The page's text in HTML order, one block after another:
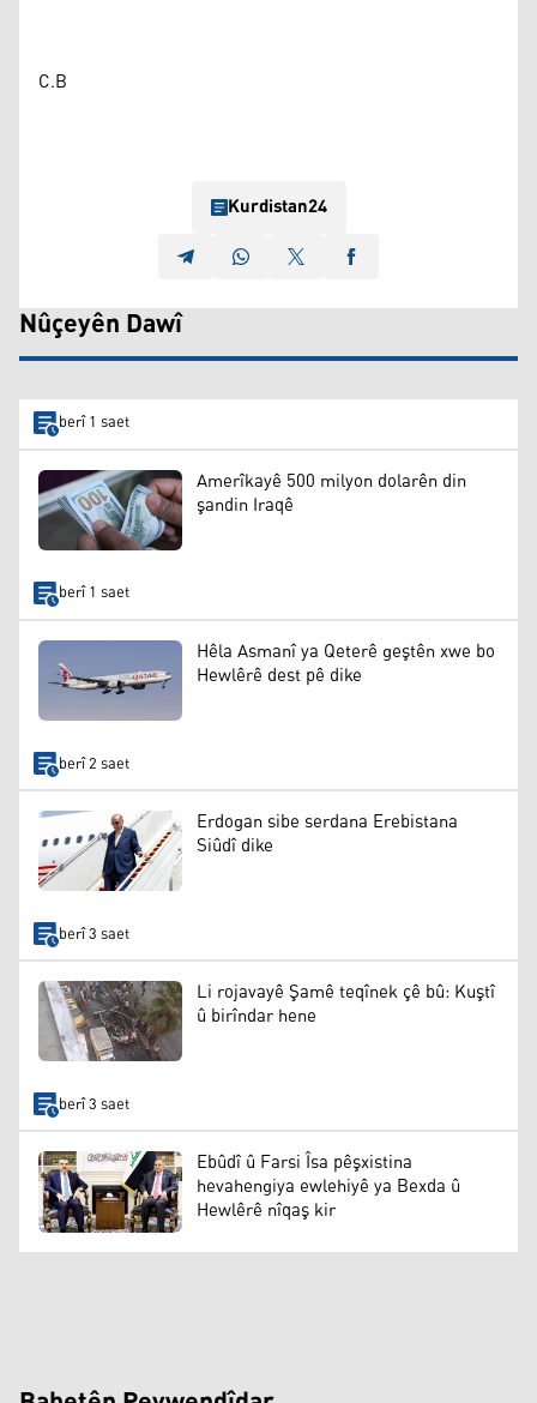
C.B
Kurdistan24
Nûçeyên Dawî
berî 1 saet
Amerîkayê 500 milyon dolarên din
şandin Iraqê
berî 1 saet
Hêla Asmanî ya Qeterê geştên xwe bo
Hewlêrê dest pê dike
berî 2 saet
Erdogan sibe serdana Erebistana
Siûdî dike
berî 3 saet
Li rojavayê Şamê teqînek çê bû: Kuştî
û birîndar hene
berî 3 saet
Ebûdî û Farsi Îsa pêşxistina
hevahengiya ewlehiyê ya Bexda û
Hewlêrê nîqaş kir